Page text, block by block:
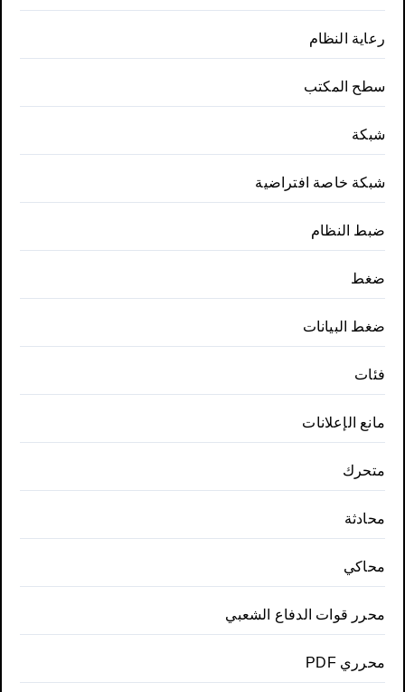
رعاية النظام
سطح المكتب
شبكة
شبكة خاصة افتراضية
ضبط النظام
ضغط
ضغط البيانات
فئات
مانع الإعلانات
متحرك
محادثة
محاكي
محرر قوات الدفاع الشعبي
محرري PDF